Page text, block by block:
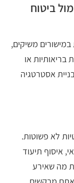
ביטוח
משיקים,
בריאותיות או
אסטרטגיה
לא פשוטות.
איסוף תיעוד
מה שאירע